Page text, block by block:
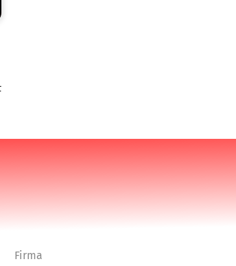
Firma